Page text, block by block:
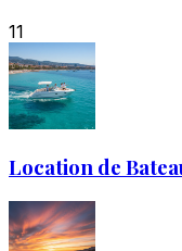
11
Location de